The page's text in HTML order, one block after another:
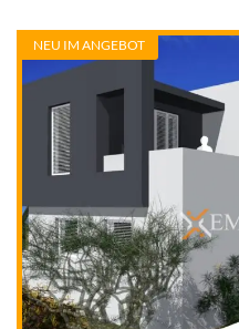
NEU IM ANGEBOT